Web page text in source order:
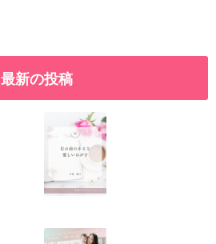
最新の投稿
2026.01.08